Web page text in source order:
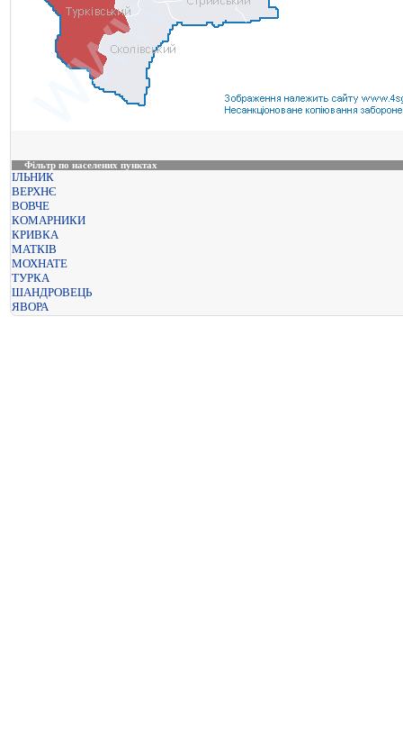
Фільтр по населених пунктах
ІЛЬНИК
ВЕРХНЄ
ВОВЧЕ
КОМАРНИКИ
КРИВКА
МАТКІВ
МОХНАТЕ
ТУРКА
ШАНДРОВЕЦЬ
ЯВОРА